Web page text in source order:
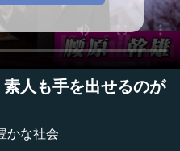
人も手を出せるのが
かな社会